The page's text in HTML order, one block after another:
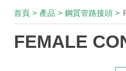
首頁 > 產品 > 鋼質管路接頭 >
FEMALE